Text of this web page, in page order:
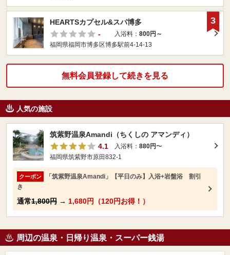
HEARTSカプセル&スパ博多
-
入浴料： 800円～
福岡県福岡市博多区博多駅前4-14-13
3
無料会員登録して続きを見る
人気の施設
筑紫野温泉Amandi（ちくしの アマンディ）
4.1
入浴料： 880円〜
福岡県筑紫野市原田832-1
クーポン
「筑紫野温泉Amandi」【平日のみ】入浴+岩盤浴 割引
き
通常1,800円 → 1,680円（120円お得！）
周辺の温泉・日帰り温泉・スーパー銭湯